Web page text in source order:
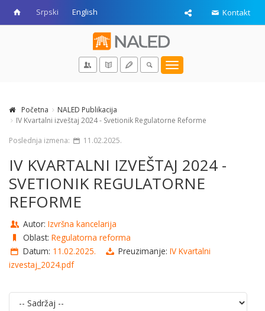
Srpski English Kontakt
Toggle
Početna
NALED Publikacija
IV Kvartalni izveštaj 2024 - Svetionik Regulatorne Reforme
Poslednja izmena:
11.02.2025.
IV KVARTALNI IZVEŠTAJ 2024 -
SVETIONIK REGULATORNE
REFORME
Autor:Izvršna kancelarija
Oblast:Regulatorna reforma
Datum: 11.02.2025. Preuzimanje:IV Kvartalni
izvestaj_2024.pdf